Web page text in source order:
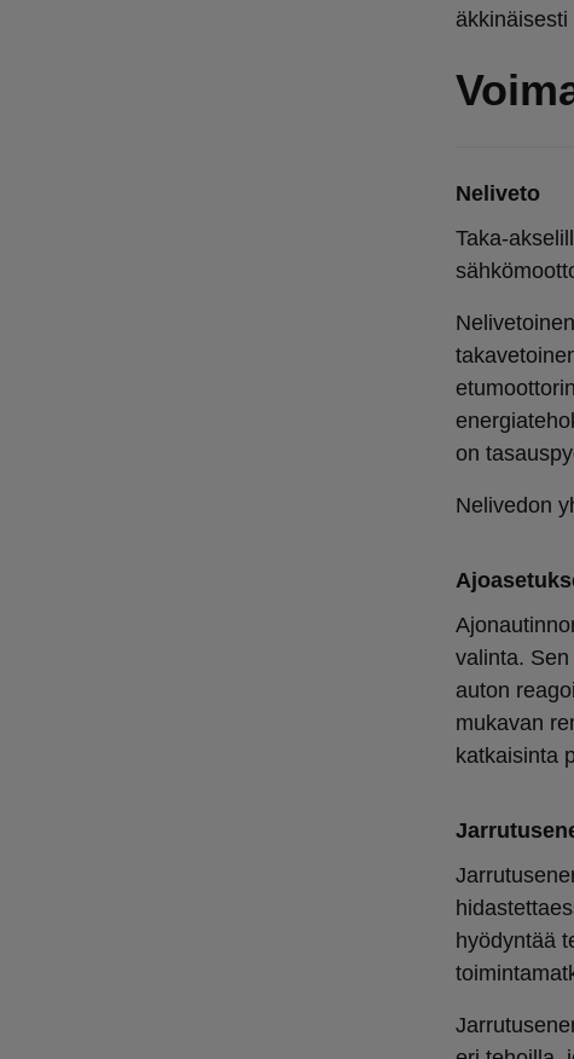
Neliveto
Taka-
on
Nelivedon
valinta.
auton
mukavan
katkaisinta
hyödyntää